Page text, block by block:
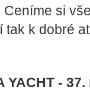
Ceníme si
tak k dobré
YACHT -